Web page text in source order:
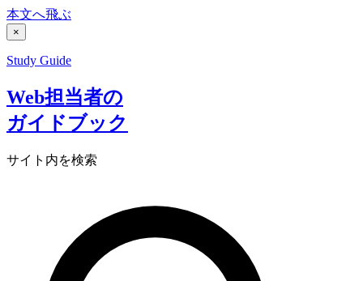
本文へ飛ぶ
×
Study Guide
Web担当者の
ガイドブック
サイト内を検索